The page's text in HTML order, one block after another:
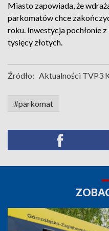
Miasto zapowiada, że
parkomatów chce
roku. Inwestycja pochłonie
tysięcy złotych.
Źródło: Aktualności TVP3
#parkomat